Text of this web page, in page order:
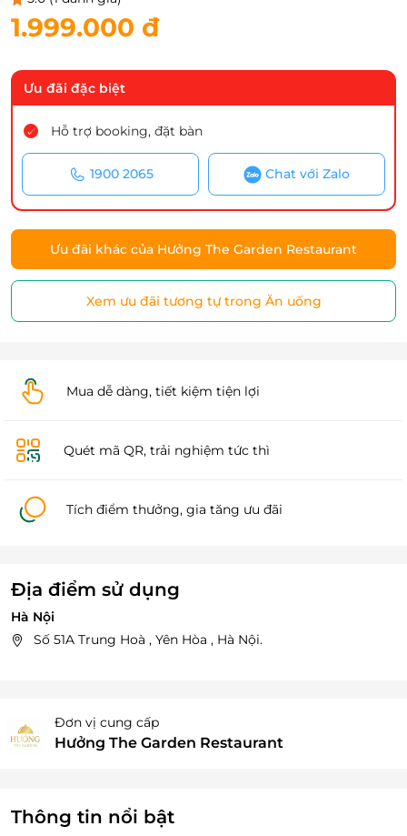
1.999.000 đ
Ưu đãi đặc biệt
Hỗ trợ booking, đặt bàn
1900 2065 Chat với Zalo
Ưu đãi khác của Hưởng The Garden Restaurant
Xem ưu đãi tương tự trong Ăn uống
Mua dễ dàng, tiết kiệm tiện lợi
Quét mã QR, trải nghiệm tức thì
Tích điểm thưởng, gia tăng ưu đãi
Địa điểm sử dụng
Hà Nội
Số 51A Trung Hoà , Yên Hòa , Hà Nội.
Đơn vị cung cấp
Hưởng The Garden Restaurant
Thông tin nổi bật